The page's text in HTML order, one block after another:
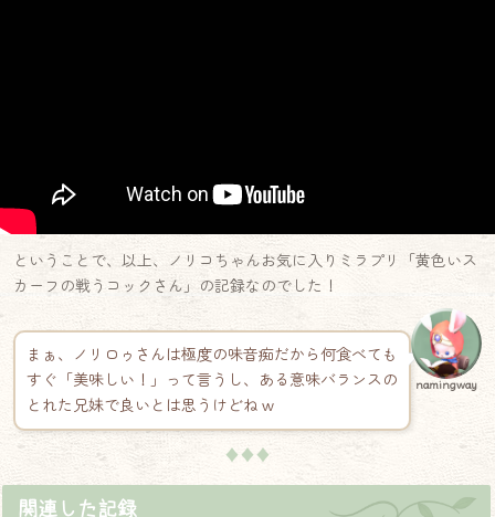
ということで、以上、ノリコちゃんお気に入りミラプリ「黄色いス
カーフの戦うコックさん」の記録なのでした！
まぁ、ノリロゥさんは極度の味音痴だから何食べても
すぐ「美味しい！」って言うし、ある意味バランスの
とれた兄妹で良いとは思うけどね w
namingway
♦♦♦
関連した記録